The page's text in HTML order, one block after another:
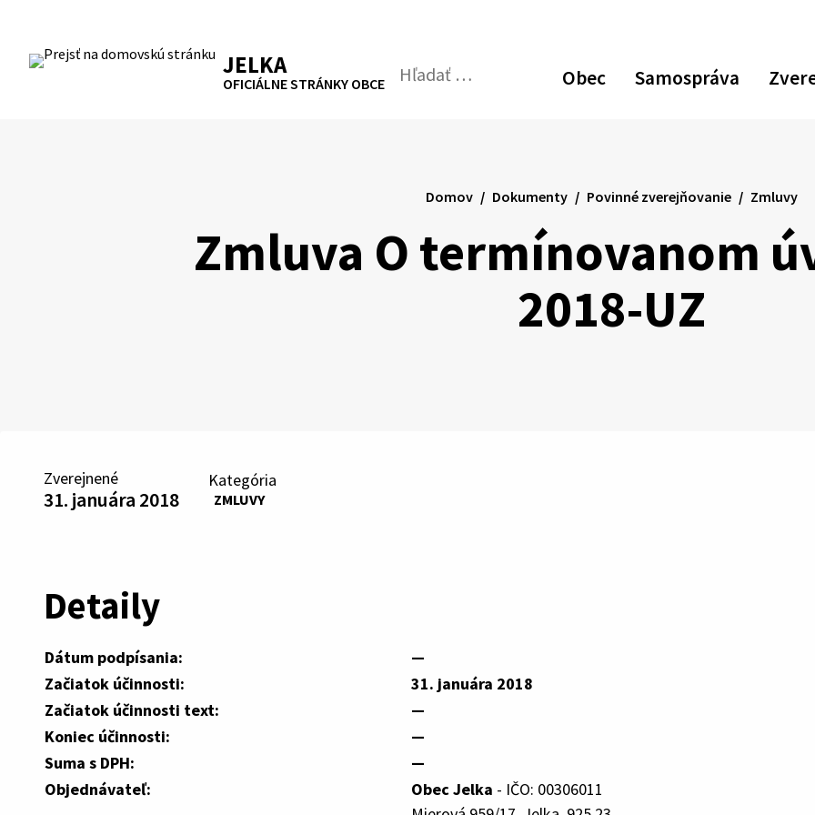
obsah
RSS Mapa Tlačiť
JELKA
OFICIÁLNE STRÁNKY OBCE Obec Samospráva
Hľadať:
Odoslať
Zmluva O termínovanom
2018-UZ
Domov Dokumenty Povinné zverejňovanie Zmluvy
Zverejnené
31. januára 2018
Kategória
ZMLUVY
Detaily
Dátum podpísania:
—
Začiatok účinnosti:
31. januára 2018
Začiatok účinnosti text:
—
Koniec účinnosti:
—
Suma s DPH:
—
Objednávateľ:
Obec Jelka - IČO: 00306011